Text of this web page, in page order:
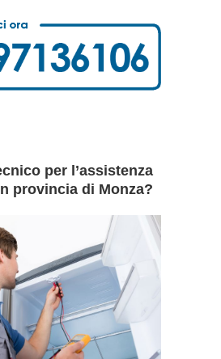
per l’assistenza
provincia di Monza?